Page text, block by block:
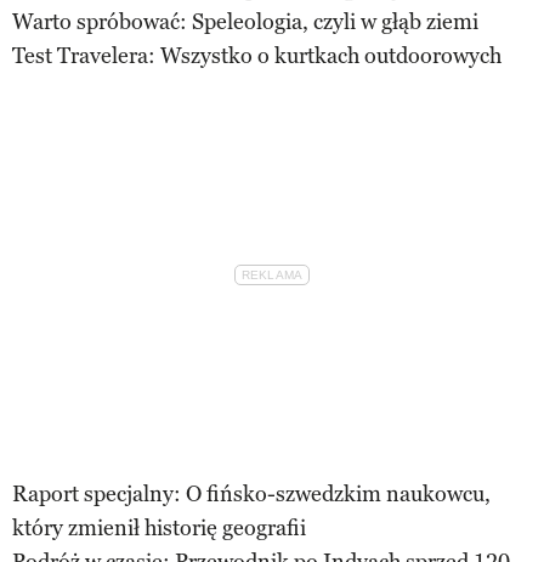
Warto spróbować: Speleologia, czyli w głąb ziemi
Test Travelera: Wszystko o kurtkach outdoorowych
Raport specjalny: O fińsko-szwedzkim naukowcu,
który zmienił historię geografii